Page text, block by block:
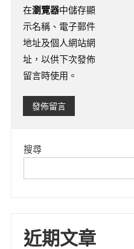
在瀏覽器中儲存顯
示名稱、電子郵件
地址及個人網站網
址，以供下次發佈
留言時使用。
搜尋
近期文章